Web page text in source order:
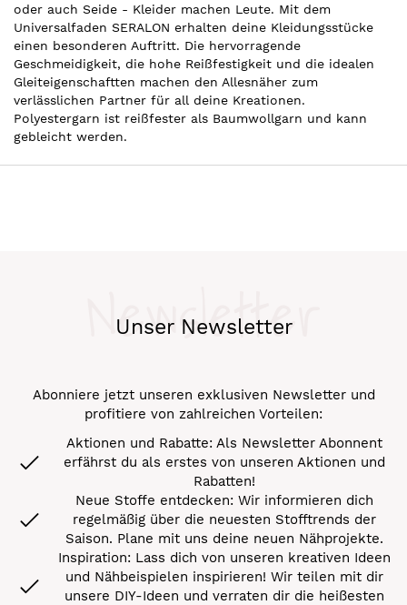
oder auch Seide - Kleider machen Leute. Mit dem
Universalfaden SERALON erhalten deine Kleidungsstücke
einen besonderen Auftritt. Die hervorragende
Geschmeidigkeit, die hohe Reißfestigkeit und die idealen
Gleiteigenschaftten machen den Allesnäher zum
verlässlichen Partner für all deine Kreationen.
Polyestergarn ist reißfester als Baumwollgarn und kann
gebleicht werden.
Unser Newsletter
Newsletter
Abonniere jetzt unseren exklusiven Newsletter und
profitiere von zahlreichen Vorteilen:
Aktionen und Rabatte: Als Newsletter Abonnent
erfährst du als erstes von unseren Aktionen und
Rabatten!
Neue Stoffe entdecken: Wir informieren dich
regelmäßig über die neuesten Stofftrends der
Saison. Plane mit uns deine neuen Nähprojekte.
Inspiration: Lass dich von unseren kreativen Ideen
und Nähbeispielen inspirieren! Wir teilen mit dir
unsere DIY-Ideen und verraten dir die heißesten